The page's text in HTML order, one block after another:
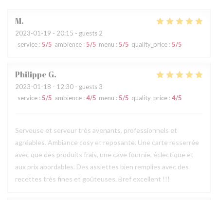
M
2023-01-19 - 20:15 - guests 2
service : 5/5 ambience : 5/5 menu : 5/5 quality_price : 5/5
Philippe G
2023-01-18 - 12:30 - guests 3
service : 5/5 ambience : 4/5 menu : 5/5 quality_price : 4/5
Serveuse et serveur très avenants, professionnels et
agréables. Ambiance cosy et reposante. Une carte resserrée
avec que des produits frais, une cave fournie, éclectique et
aux prix abordables. Des assiettes bien remplies avec des
recettes très fines et goûteuses. Bref excellent !!!